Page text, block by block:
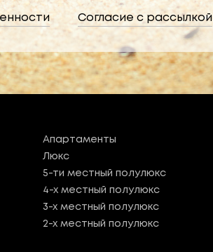
Согласие с рассылкой
Апартаменты
Люкс
5-ти местный полулюкс
4-х местный полулюкс
3-х местный полулюкс
2-х местный полулюкс